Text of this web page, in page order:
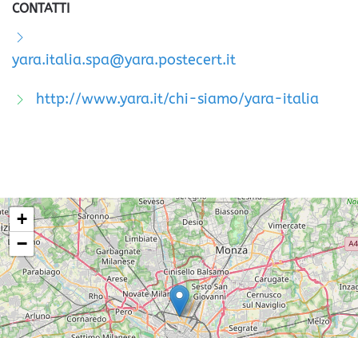
CONTATTI
yara.italia.spa@yara.postecert.it
http://www.yara.it/chi-siamo/yara-italia
+
−